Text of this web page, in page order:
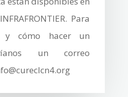
Para
y cómo hacer un
un correo